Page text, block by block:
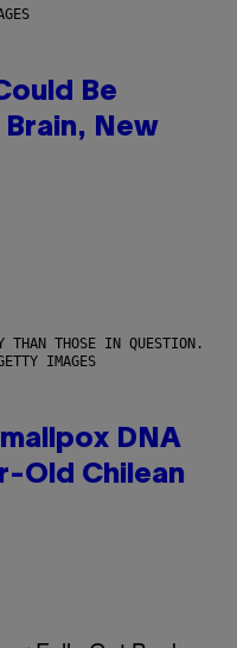
Be
Brain, New
THAN THOSE IN QUESTION.
IMAGES
DNA
Old Chilean